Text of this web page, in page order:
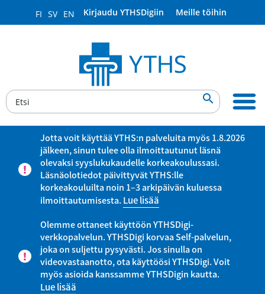
FI SV EN Kirjaudu YTHSDigiin Meille töihin

Jotta voit käyttää YTHS:n palveluita myös 1.8.2026
jälkeen, sinun tulee olla ilmoittautunut läsnä
olevaksi syyslukukaudelle korkeakoulussasi.
Läsnäolotiedot päivittyvät YTHS:lle
korkeakouluilta noin 1–3 arkipäivän kuluessa
ilmoittautumisesta.Lue lisää
Olemme ottaneet käyttöön YTHSDigi-
verkkopalvelun. YTHSDigi korvaa Self-palvelun,
joka on suljettu pysyvästi. Jos sinulla on
videovastaanotto, ota käyttöösi YTHSDigi. Voit
myös asioida kanssamme YTHSDigin kautta.
Lue lisää